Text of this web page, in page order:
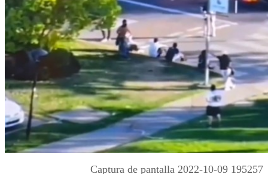
Captura de pantalla 2022-10-09 195257